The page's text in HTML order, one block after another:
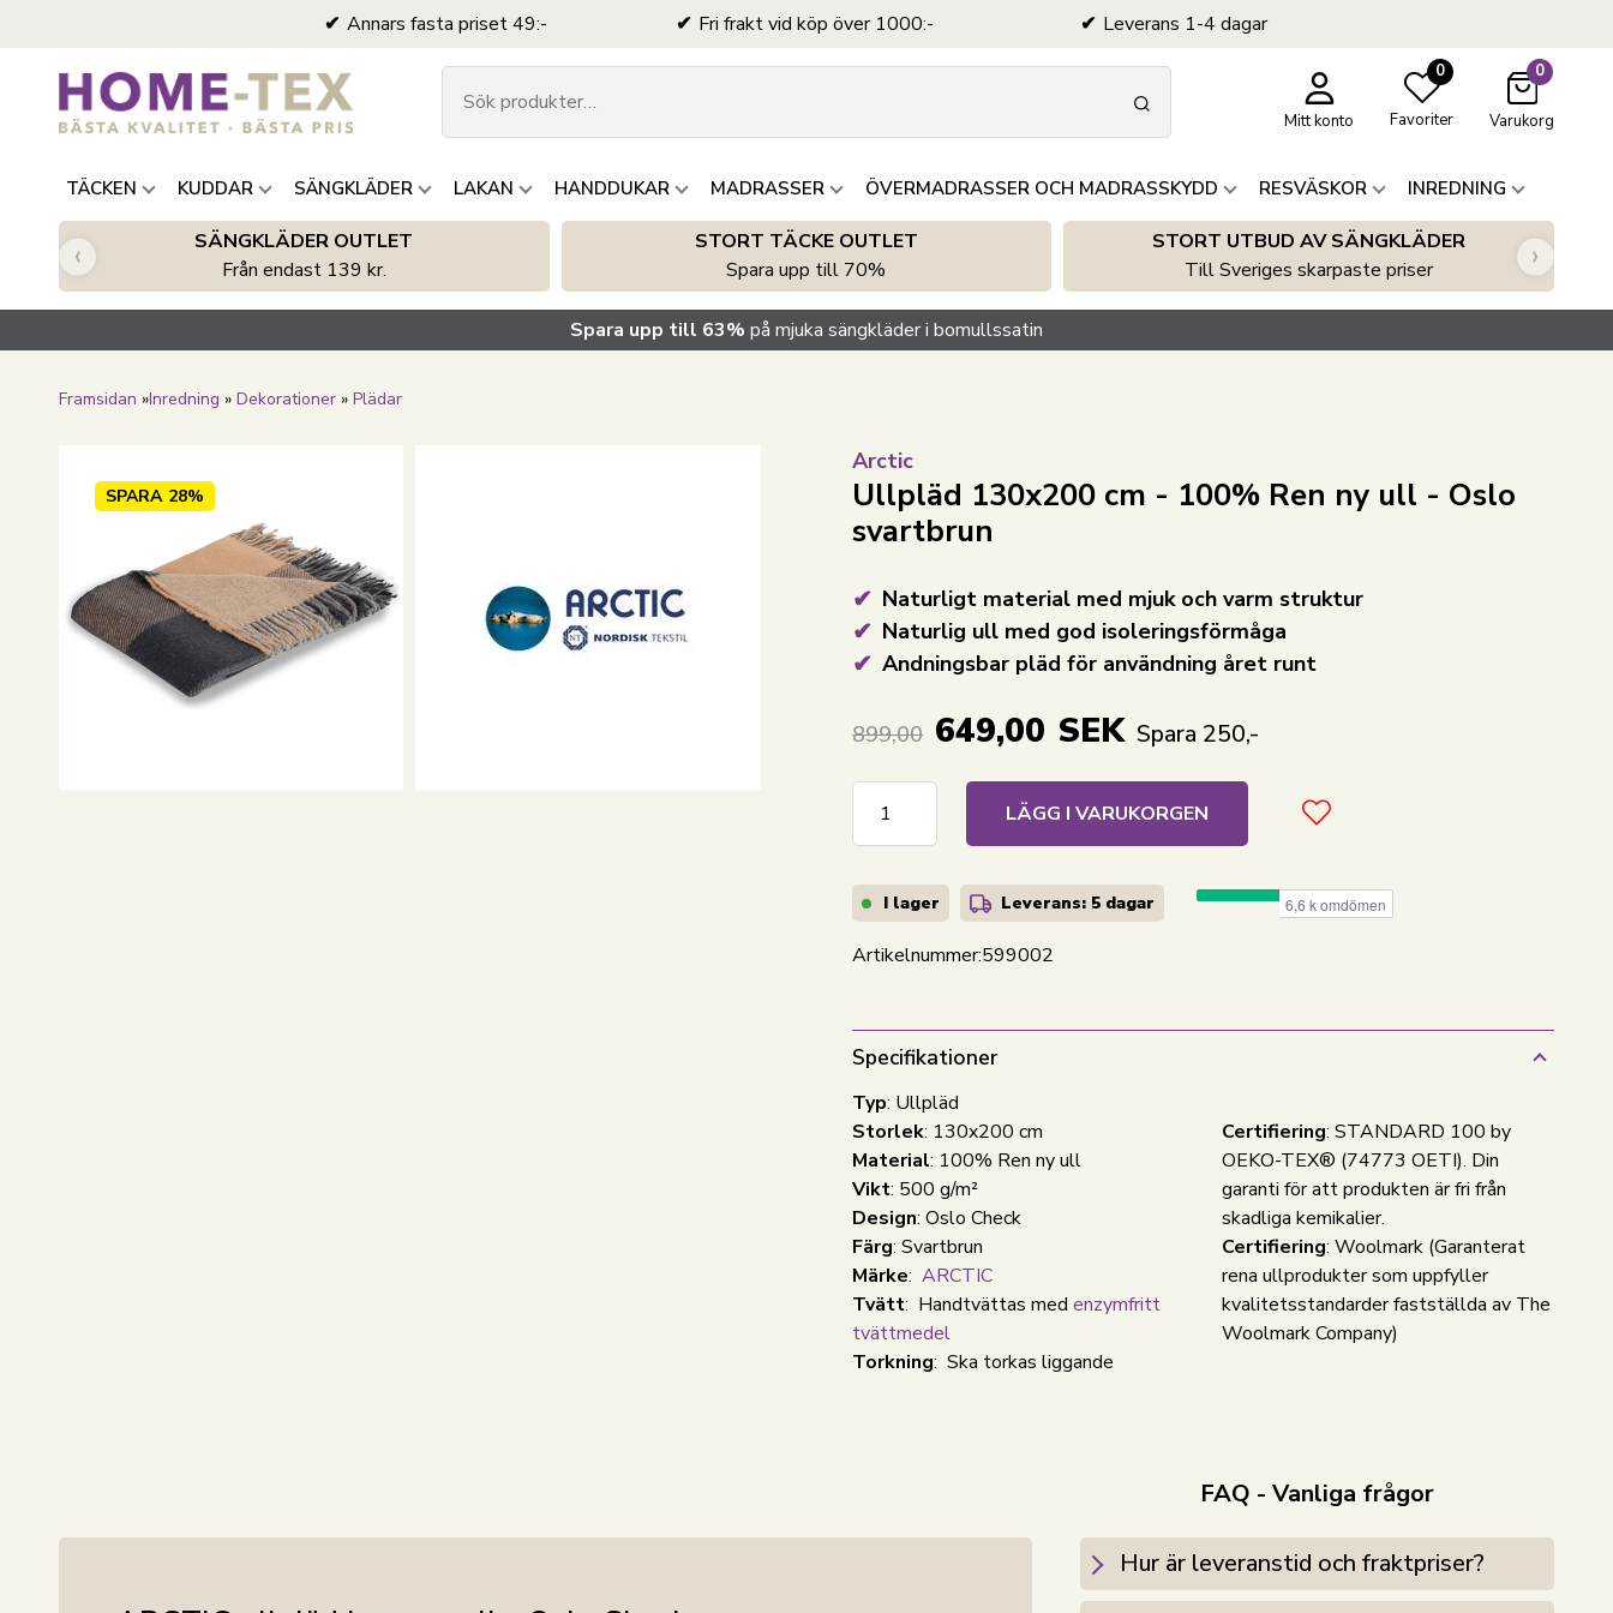
Annars fasta priset 49:- Fri frakt vid köp över 1000:- Leverans 1-4 dagar
Mitt konto
0
Favoriter
0
Varukorg
TÄCKEN KUDDAR SÄNGKLÄDER LAKAN HANDDUKAR MADRASSER ÖVERMADRASSER OCH MADRASSKYDD RESVÄSKOR INREDNING
SÄNGKLÄDER OUTLET
Från endast 139 kr.
STORT TÄCKE OUTLET
Spara upp till 70%
STORT UTBUD AV SÄNGKLÄDER
Till Sveriges skarpaste priser
‹ ›
Spara upp till 63% på mjuka sängkläder i bomullssatin
Framsidan »Inredning » Dekorationer» Plädar
SPARA 28%
Arctic
Ullpläd 130x200 cm - 100% Ren ny ull - Oslo
svartbrun
Naturligt material med mjuk och varm struktur
Naturlig ull med god isoleringsförmåga
Andningsbar pläd för användning året runt
899,00 649,00 SEK Spara 250,-
LÄGG I VARUKORGEN
I lager Leverans: 5 dagar
Artikelnummer:599002
Specifikationer
Typ: Ullpläd
Storlek: 130x200 cm
Material: 100% Ren ny ull
Vikt: 500 g/m²
Design:Oslo Check
Färg: Svartbrun
Märke: ARCTIC
Tvätt: Handtvättas medenzymfritt
tvättmedel
Torkning: Ska torkas liggande
Certifiering: STANDARD 100 by
OEKO-TEX® (74773 OETI). Din
garanti för att produkten är fri från
skadliga kemikalier.
Certifiering: Woolmark (Garanterat
rena ullprodukter som uppfyller
kvalitetsstandarder fastställda av The
Woolmark Company)
FAQ - Vanliga frågor
Hur är leveranstid och fraktpriser?